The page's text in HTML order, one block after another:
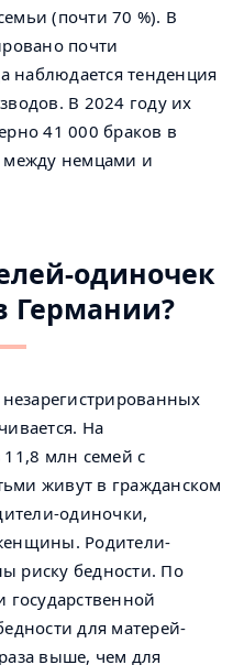
(почти 70 %). В
почти
наблюдается тенденция
В 2024 году их
41 000 браков в
между немцами и
одиночек
Германии?
На
млн семей с
живут в гражданском
одиночки,
Родители-
риску бедности. По
государственной
для матерей-
выше, чем для